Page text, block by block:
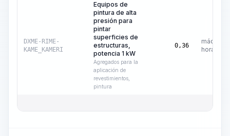
DXME-RIME-
KAME_KAMERI
Equipos de
pintura de alta
presión para
pintar
superficies de
estructuras,
potencia 1 kW
Agregados para la
aplicación de
revestimientos,
pintura
0,36
máquina-
hora